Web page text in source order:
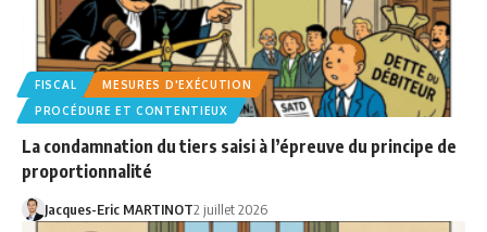
FISCAL
MESURES D'EXÉCUTION
PROCÉDURE ET CONTENTIEUX
La condamnation du tiers saisi à l’épreuve du principe de
proportionnalité
Jacques-Eric MARTINOT2 juillet 2026